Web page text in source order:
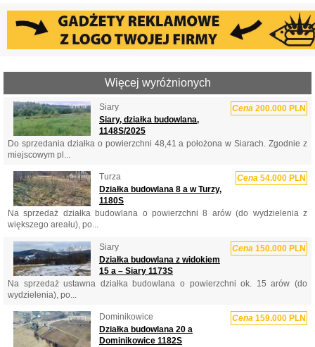
Więcej wyróżnionych
Siary Cena 200.000 PLN
Siary, działka budowlana,
1148S/2025
Do sprzedania działka o powierzchni 48,41 a położona w Siarach. Zgodnie z
miejscowym pl...
Turza Cena 54.000 PLN
Działka budowlana 8 a w Turzy,
1180S
Na sprzedaż działka budowlana o powierzchni 8 arów (do wydzielenia z
większego areału), po...
Siary Cena 150.000 PLN
Działka budowlana z widokiem
15 a – Siary 1173S
Na sprzedaż ustawna działka budowlana o powierzchni ok. 15 arów (do
wydzielenia), po...
Dominikowice Cena 159.000 PLN
Działka budowlana 20 a
Dominikowice 1182S